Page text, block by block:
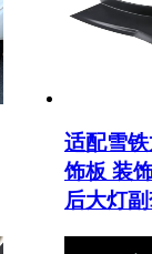
适配雪
饰板 装
后大灯